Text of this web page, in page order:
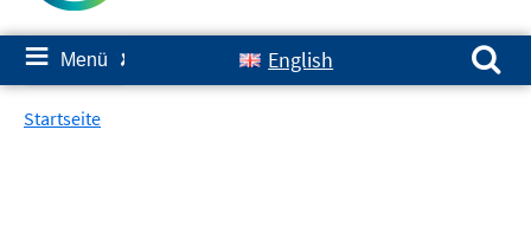
≡ Menü ✘ English
Suchen nach:
Startseite